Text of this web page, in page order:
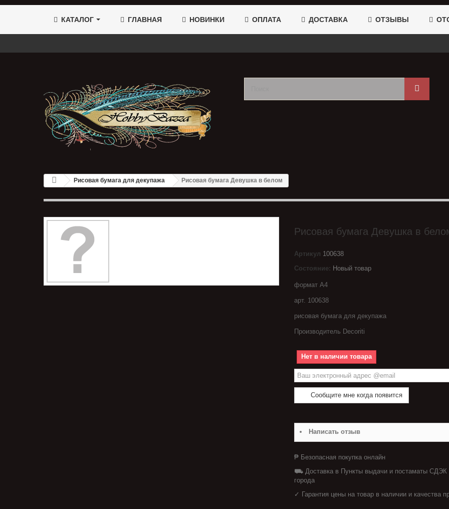
КАТАЛОГ ГЛАВНАЯ НОВИНКИ ОПЛАТА ДОСТАВКА ОТЗЫВЫ
Рисовая бумага для декупажа Рисовая бумага Девушка в белом
Рисовая бумага Девушка в
Артикул 100638
Состояние: Новый товар
формат А4
арт. 100638
рисовая бумага для декупажа
Производитель Decoriti
Нет в наличии товара
Сообщите мне когда появится
Написать отзыв
₱ Безопасная покупка онлайн
⛟ Доставка в Пункты выдачи и постаматы СДЭК
города
✓ Гарантия цены на товар в наличии и качества